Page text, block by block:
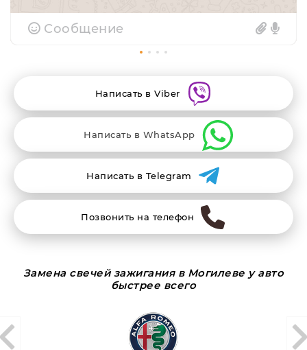
Сообщение
Написать в Viber
Написать в WhatsApp
Написать в Telegram
Позвонить на телефон
Замена свечей зажигания в Могилеве у авто
быстрее всего